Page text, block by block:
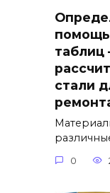
таблиц
стали
0